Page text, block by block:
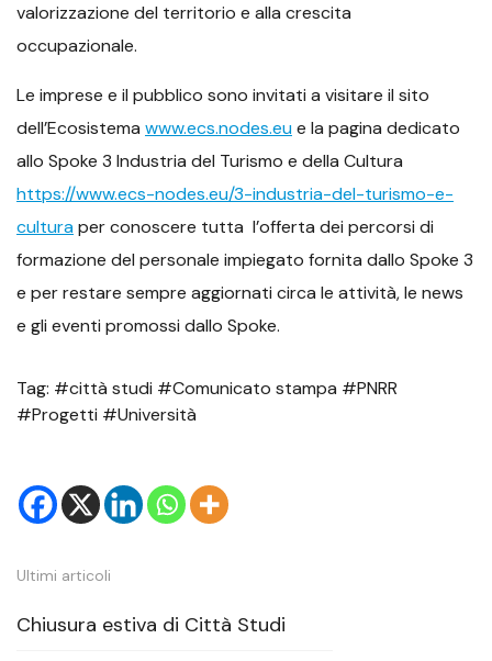
valorizzazione del territorio e alla crescita
occupazionale.
Le imprese e il pubblico sono invitati a visitare il sito
dell’Ecosistema www.ecs.nodes.eue la pagina dedicato
allo Spoke 3 Industria del Turismo e della Cultura
https://www.ecs-nodes.eu/3-industria-del-turismo-e-
culturaper conoscere tutta l’offerta dei percorsi di
formazione del personale impiegato fornita dallo Spoke 3
e per restare sempre aggiornati circa le attività, le news
e gli eventi promossi dallo Spoke.
Tag: #città studi #Comunicato stampa #PNRR
#Progetti #Università
Ultimi articoli
Chiusura estiva di Città Studi